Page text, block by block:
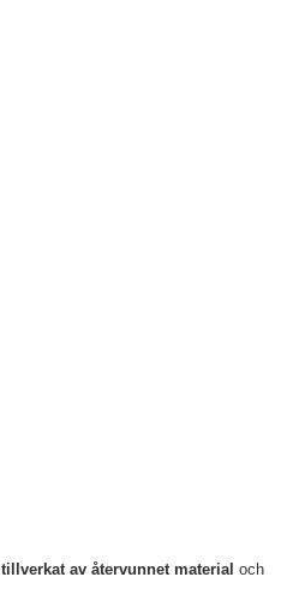
tillverkat av återvunnet material och